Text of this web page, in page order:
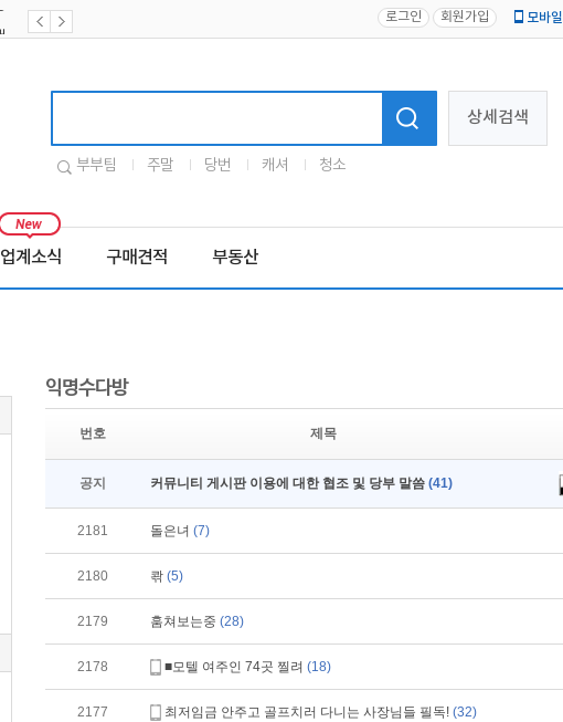
로그인 회원가입 모바일
상세검색
부부팀 주말 당번 캐셔 청소
업계소식 구매견적 부동산
익명수다방
번호 제목
공지 커뮤니티 게시판 이용에 대한 협조 및 당부 말씀 (41)
2181 돌은녀 (7)
2180 콲 (5)
2179 훔쳐보는중 (28)
2178 ■모텔 여주인 74곳 찔려 (18)
2177 최저임금 안주고 골프치러 다니는 사장님들 필독! (32)